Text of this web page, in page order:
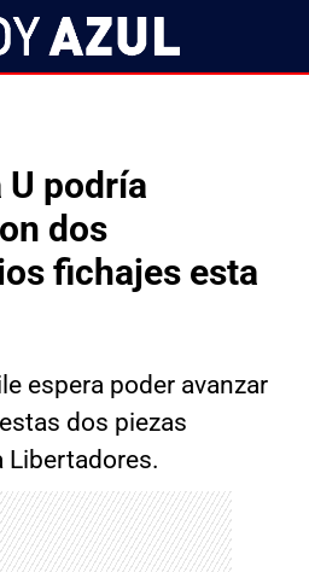
U podría
dos
fichajes esta
espera poder avanzar
dos piezas
Libertadores.